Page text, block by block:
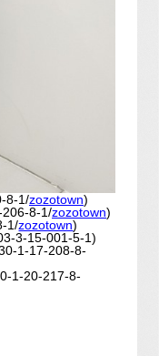
8-1/zozotown)
206-8-1/zozotown)
1/zozotown)
3-15-001-5-1)
1-17-208-8-
1-20-217-8-